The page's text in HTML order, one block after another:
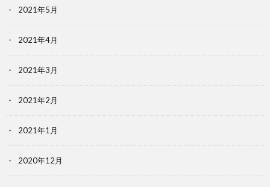
2021年5月
2021年4月
2021年3月
2021年2月
2021年1月
2020年12月